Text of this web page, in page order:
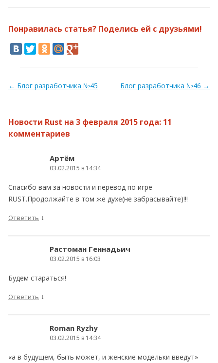
Понравилась статья? Поделись ей с друзьями!
Навигация по записям
← Блог разработчика №45 Блог разработчика №46 →
Новости Rust на 3 февраля 2015 года: 11
комментариев
Артём
03.02.2015 в 14:34
Спасибо вам за новости и перевод по игре
RUST.Продолжайте в том же духе(не забрасывайте)!!!
Ответить ↓
Растоман Геннадьич
03.02.2015 в 16:03
Будем стараться!
Ответить ↓
Roman Ryzhy
03.02.2015 в 14:34
«а в будущем, быть может, и женские модельки введут»